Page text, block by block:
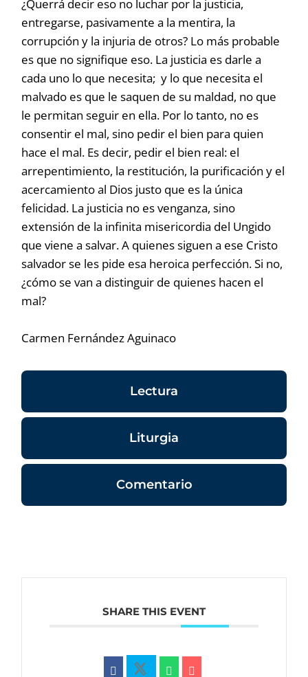
¿Querrá decir eso no luchar por la justicia,
entregarse, pasivamente a la mentira, la
corrupción y la injuria de otros? Lo más probable
es que no signifique eso. La justicia es darle a
cada uno lo que necesita; y lo que necesita el
malvado es que le saquen de su maldad, no que
le permitan seguir en ella. Por lo tanto, no es
consentir el mal, sino pedir el bien para quien
hace el mal. Es decir, pedir el bien real: el
arrepentimiento, la restitución, la purificación y el
acercamiento al Dios justo que es la única
felicidad. La justicia no es venganza, sino
extensión de la infinita misericordia del Ungido
que viene a salvar. A quienes siguen a ese Cristo
salvador se les pide esa heroica perfección. Si no,
¿cómo se van a distinguir de quienes hacen el
mal?
Carmen Fernández Aguinaco
Lectura
Liturgia
Comentario
SHARE THIS EVENT